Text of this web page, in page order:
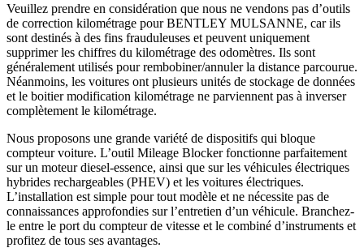
Veuillez prendre en considération que nous ne vendons pas d’outils
de correction kilométrage pour BENTLEY MULSANNE, car ils
sont destinés à des fins frauduleuses et peuvent uniquement
supprimer les chiffres du kilométrage des odomètres. Ils sont
généralement utilisés pour rembobiner/annuler la distance parcourue.
Néanmoins, les voitures ont plusieurs unités de stockage de données
et le boitier modification kilométrage ne parviennent pas à inverser
complètement le kilométrage.
Nous proposons une grande variété de dispositifs qui bloque
compteur voiture. L’outil Mileage Blocker fonctionne parfaitement
sur un moteur diesel-essence, ainsi que sur les véhicules électriques
hybrides rechargeables (PHEV) et les voitures électriques.
L’installation est simple pour tout modèle et ne nécessite pas de
connaissances approfondies sur l’entretien d’un véhicule. Branchez-
le entre le port du compteur de vitesse et le combiné d’instruments et
profitez de tous ses avantages.